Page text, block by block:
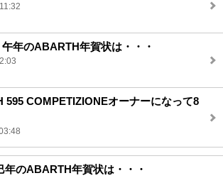
年のABARTH年賀状は・・・
595 COMPETIZIONEオーナーになって8
年のABARTH年賀状は・・・